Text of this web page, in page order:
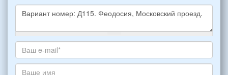
Какое
жилье
хотите
снять,
Ваш